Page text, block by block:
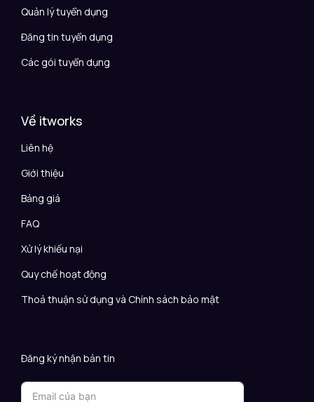
Quản lý tuyển dụng
Đăng tin tuyển dụng
Các gói tuyển dụng
Về itworks
Liên hệ
Giới thiệu
Bảng giá
FAQ
Xử lý khiếu nại
Quy chế hoạt động
Thoả thuận sử dụng và Chính sách bảo mật
Đăng ký nhận bản tin